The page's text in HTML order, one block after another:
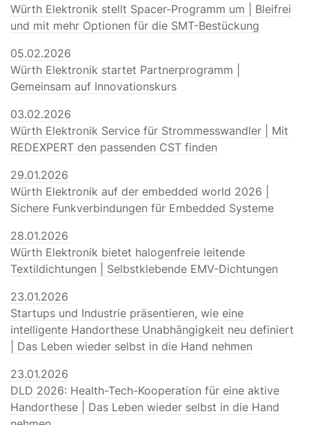
Würth Elektronik stellt Spacer-Programm um | Bleifrei
und mit mehr Optionen für die SMT-Bestückung
05.02.2026
Würth Elektronik startet Partnerprogramm |
Gemeinsam auf Innovationskurs
03.02.2026
Würth Elektronik Service für Strommesswandler | Mit
REDEXPERT den passenden CST finden
29.01.2026
Würth Elektronik auf der embedded world 2026 |
Sichere Funkverbindungen für Embedded Systeme
28.01.2026
Würth Elektronik bietet halogenfreie leitende
Textildichtungen | Selbstklebende EMV-Dichtungen
23.01.2026
Startups und Industrie präsentieren, wie eine
intelligente Handorthese Unabhängigkeit neu definiert
| Das Leben wieder selbst in die Hand nehmen
23.01.2026
DLD 2026: Health-Tech-Kooperation für eine aktive
Handorthese | Das Leben wieder selbst in die Hand